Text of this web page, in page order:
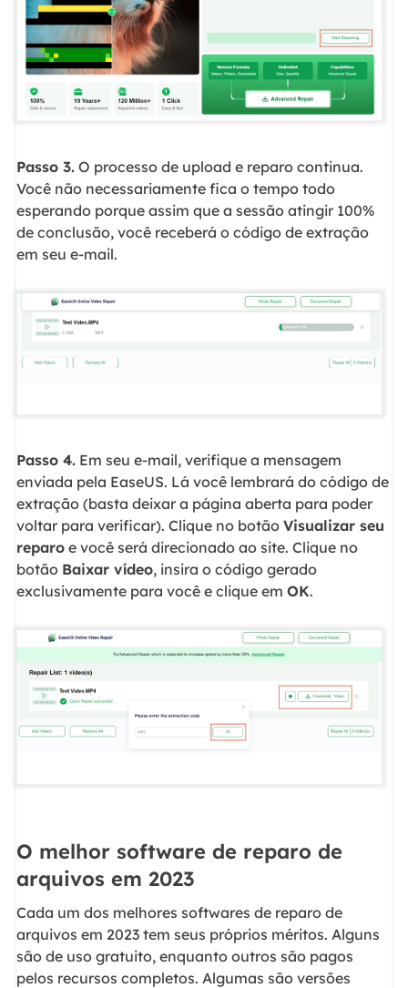
Passo 3.O processo de upload e reparo continua.
Você não necessariamente fica o tempo todo
esperando porque assim que a sessão atingir 100%
de conclusão, você receberá o código de extração
em seu e-mail.
Passo 4.Em seu e-mail, verifique a mensagem
enviada pela EaseUS. Lá você lembrará do código de
extração (basta deixar a página aberta para poder
voltar para verificar). Clique no botão Visualizar seu
reparoe você será direcionado ao site. Clique no
botão Baixar vídeo, insira o código gerado
exclusivamente para você e clique em OK.
O melhor software de reparo de
arquivos em 2023
Cada um dos melhores softwares de reparo de
arquivos em 2023 tem seus próprios méritos. Alguns
são de uso gratuito, enquanto outros são pagos
pelos recursos completos. Algumas são versões